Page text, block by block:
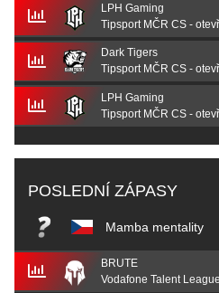
LPH Gaming
Tipsport MČR CS -
Dark Tigers
Tipsport MČR CS -
LPH Gaming
Tipsport MČR CS -
POSLEDNÍ ZÁPASY
Mamba mentality
BRUTE
Vodafone Talent League